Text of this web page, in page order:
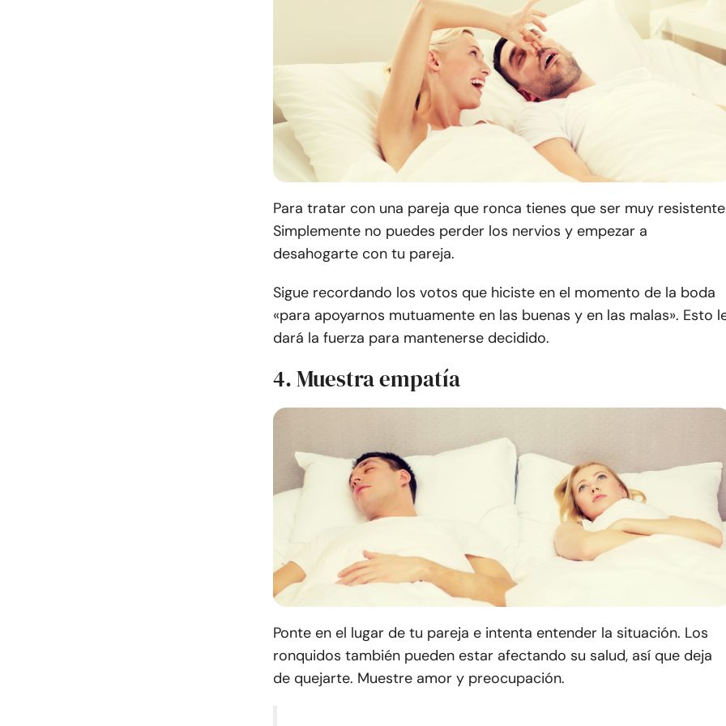
Para tratar con una pareja que ronca tienes que ser muy
Simplemente no puedes perder los nervios y empezar a
desahogarte con tu pareja.
Sigue recordando los votos que hiciste en el momento de la boda
«para apoyarnos mutuamente en las buenas y en las malas». Esto
dará la fuerza para mantenerse decidido.
4. Muestra empatía
Ponte en el lugar de tu pareja e intenta entender la situación. Los
ronquidos también pueden estar afectando su salud, así que deja
de quejarte. Muestre amor y preocupación.